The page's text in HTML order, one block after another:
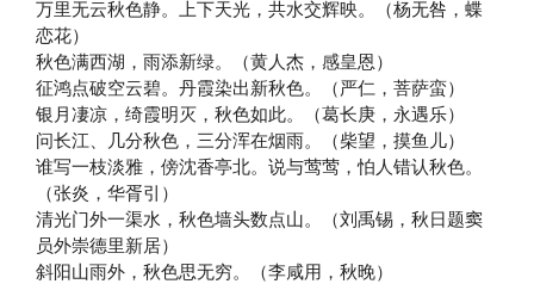
万里无云秋色静。上下天光，共水交辉映。（杨无咎，蝶
恋花）
秋色满西湖，雨添新绿。（黄人杰，感皇恩）
征鸿点破空云碧。丹霞染出新秋色。（严仁，菩萨蛮）
银月凄凉，绮霞明灭，秋色如此。（葛长庚，永遇乐）
问长江、几分秋色，三分浑在烟雨。（柴望，摸鱼儿）
谁写一枝淡雅，傍沈香亭北。说与莺莺，怕人错认秋色。
（张炎，华胥引）
清光门外一渠水，秋色墙头数点山。（刘禹锡，秋日题窦
员外崇德里新居）
斜阳山雨外，秋色思无穷。（李咸用，秋晚）